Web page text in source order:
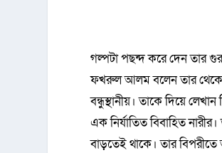
গল্পটা পছন্দ করে দেন তার
ফখরুল আলম বলেন তার থেকে
বন্ধুস্থানীয়। তাকে দিয়ে
এক নির্যাতিত বিবাহিত
বাড়তেই থাকে। তার বিপরীতে